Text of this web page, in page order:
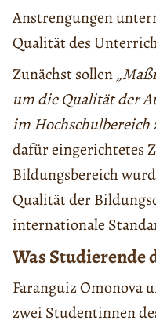
Anstrengungen
Qualität des
Zunächst sollen
um die Qualität der
im Hochschulbereich
dafür eingerichtetes
Bildungsbereich
Qualität der
internationale
Was Studierende
Faranguiz Omonova
zwei Studentinnen